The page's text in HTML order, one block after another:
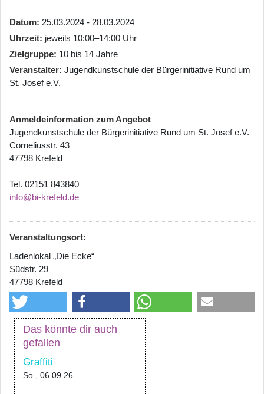
Datum 25.03.2024 - 28.03.2024
Uhrzeit jeweils 10:00–14:00 Uhr
Zielgruppe 10 bis 14 Jahre
Veranstalter Jugendkunstschule der Bürgerinitiative Rund um
St. Josef e.V.
Anmeldeinformation zum Angebot
Jugendkunstschule der Bürgerinitiative Rund um St. Josef e.V.
Corneliusstr. 43
47798 Krefeld
Tel. 02151 843840
info@bi-krefeld.de
Veranstaltungsort:
Ladenlokal „Die Ecke“
Südstr. 29
47798 Krefeld
Das könnte dir auch
gefallen
Graffiti
So., 06.09.26